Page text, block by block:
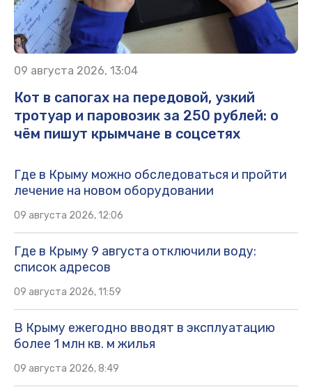
09 августа 2026, 13:04
Кот в сапогах на передовой, узкий
тротуар и паровозик за 250 рублей: о
чём пишут крымчане в соцсетях
Где в Крыму можно обследоваться и пройти
лечение на новом оборудовании
09 августа 2026, 12:06
Где в Крыму 9 августа отключили воду:
список адресов
09 августа 2026, 11:59
В Крыму ежегодно вводят в эксплуатацию
более 1 млн кв. м жилья
09 августа 2026, 8:49